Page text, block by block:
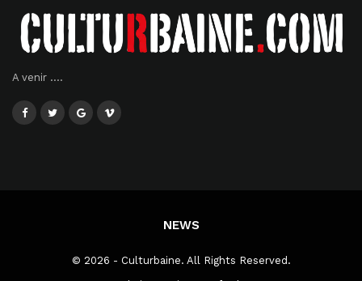
A venir ....
NEWS
© 2026 - Culturbaine. All Rights Reserved.